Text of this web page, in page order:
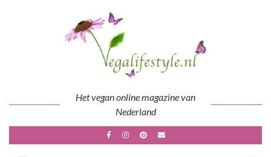
Het vegan online magazine van
Nederland